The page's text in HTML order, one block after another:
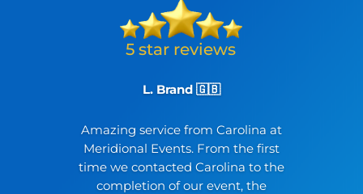
L. Brand 🇬🇧
Amazing service from Carolina at
Meridional Events. From the first
time we contacted Carolina to the
completion of our event, the